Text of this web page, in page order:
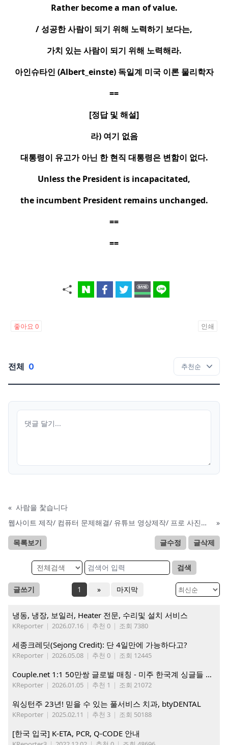
Rather become a man of value.
/성공한 사람이 되기 위해 노력하기 보다는,
가치 있는 사람이 되기 위해 노력해라.
아인슈타인 (Albert_einste) 독일계 미국 이론 물리학자
==
[정답 및 해설]
라) 여기 없음
대통령이 유고가 아닌 한 현직 대통령은 변함이 없다.
Unless the President is incapacitated,
the incumbent President remains unchanged.
==
==
좋아요 0 인쇄
전체 0
« 사람을 찿습니다
웹사이트 제작/ 컴퓨터 문제해결/ 유튜브 영상제작/ 프로 사진촬영
»
목록보기 글수정 글삭제
검색
글쓰기 1 » 마지막
냉동, 냉장, 보일러, Heater 전문, 수리및 설치 서비스
KReporter | 2026.07.16 | 추천 0 | 조회 7380
세종크레딧(Sejong Credit): 단 4일만에 가능하다고?
KReporter | 2026.05.08 | 추천 0 | 조회 12445
Couple.net 1:1 50만쌍 글로벌 매칭 - 미주 한국계 싱글들 모이세요
KReporter | 2026.01.05 | 추천 1 | 조회 21072
워싱턴주 23년! 믿을 수 있는 풀서비스 치과, btyDENTAL
KReporter | 2025.02.11 | 추천 3 | 조회 50188
[한국 입국] K-ETA, PCR, Q-CODE 안내